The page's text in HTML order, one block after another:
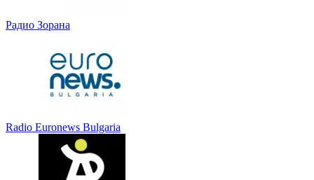
Радио Зорана
Radio Euronews Bulgaria